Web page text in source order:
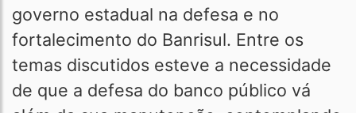
governo estadual na defesa e no
fortalecimento do Banrisul. Entre os
temas discutidos esteve a necessidade
de que a defesa do banco público vá